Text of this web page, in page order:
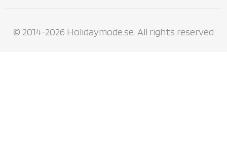
© 2014-2026 Holidaymode.se. All rights reserved